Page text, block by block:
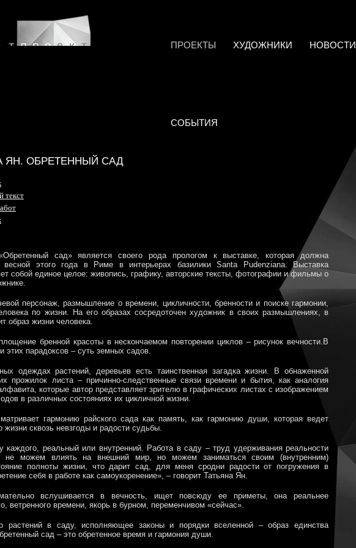
ПРОЕКТЫ ХУДОЖНИКИ НОВОСТИ
СОБЫТИЯ
ЯН. ОБРЕТЕННЫЙ САД
текст
сад» является своего рода прологом к выставке, которая должна
весной этого года в Риме в интерьерах базилики Santa Pudenziana. Выставка
собой единое целое: живопись, графику, авторские тексты, фотографии и фильмы о
персонаж, размышление о времени, цикличности, бренности и поиске гармонии,
по жизни. На его образах сосредоточен художник в своих размышлениях, в
образ жизни человека.
бренной красоты в нескончаемом повторении циклов – рисунок вечности.В
этих парадоксов – суть земных садов.
одеждах растений, деревьев есть таинственная загадка жизни. В обнаженной
прожилок листа – причинно-следственные связи времени и бытия, как аналогия
которые автор представляет зрителю в графических листах с изображением
в различных состояниях их цикличной жизни.
гармонию райского сада как память, как гармонию души, которая ведет
жизни сквозь невзгоды и радости судьбы.
каждого, реальный или внутренний. Работа в саду – труд удерживания реальности
можем влиять на внешний мир, но можем заниматься своим (внутренним)
полноты жизни, что дарит сад, для меня сродни радости от погружения в
себя в работе как самоукоренение», – говорит Татьяна Ян.
вслушивается в вечность, ищет повсюду ее приметы, она реальнее
ветренного времени, якорь в бурном, переменчивом «сейчас».
растений в саду, исполняющее законы и порядки вселенной – образ единства
сад – это обретенное время и гармония души.